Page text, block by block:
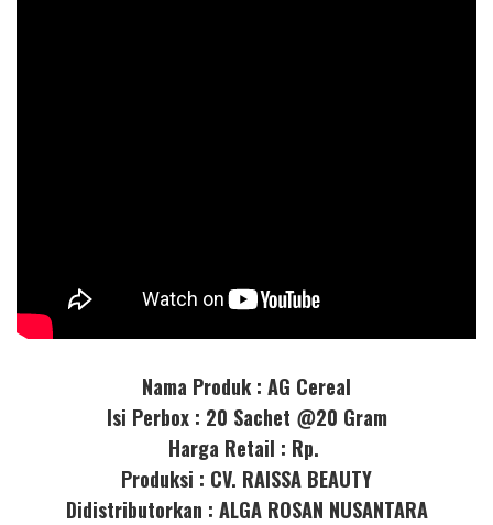
Nama Produk : AG Cereal
Isi Perbox : 20 Sachet @20 Gram
Harga Retail : Rp.
Produksi : CV. RAISSA BEAUTY
Didistributorkan : ALGA ROSAN NUSANTARA